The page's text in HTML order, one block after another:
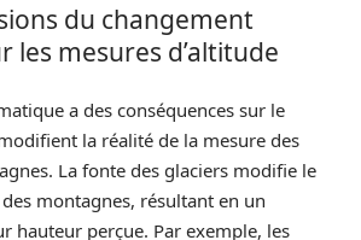
du changement
les mesures d’altitude
a des conséquences sur le
la réalité de la mesure des
La fonte des glaciers modifie le
montagnes, résultant en un
hauteur perçue. Par exemple, les